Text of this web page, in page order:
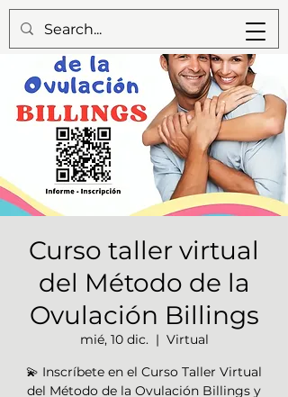
Curso taller virtual
del Método de la
Ovulación Billings
mié, 10 dic.
  |
Virtual
💫 Inscríbete en el Curso Taller Virtual
del Método de la Ovulación Billings y